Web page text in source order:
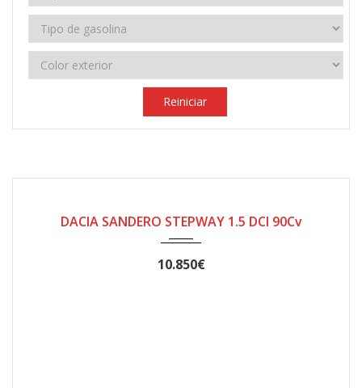
Reiniciar
DACIA SANDERO STEPWAY 1.5 DCI 90Cv
10.850€